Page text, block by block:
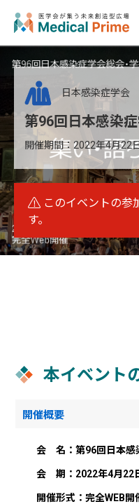
日本感染症学会
第96回日本感染
開催期間： 2022年4月22
このイベントの参
す。
本イベント
開催概要
会 名：第96回日本感
会 期：2022年4月22
開催形式：完全WEB開